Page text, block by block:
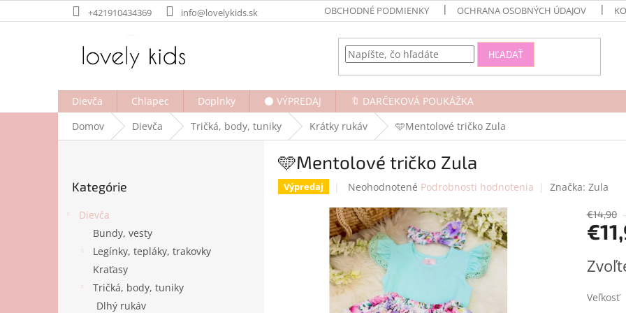
na
+421910434369 info@lovelykids.sk OBCHODNÉ PODMIENKY OCHRANA OSOBNÝCH ÚDAJOV
HĽADAŤ
Dievča Chlapec Doplnky ⚫ VÝPREDAJ
🔖 DARČEKOVÁ POUKÁŽKA
Domov
Dievča Tričká, body, tuniky Krátky rukáv 🩵Mentolové tričko Zula
kategórie
Kategórie
Dievča
Bundy, vesty
Legínky, tepláky, trakovky
Kraťasy
Tričká, body, tuniky
Dlhý rukáv
🩵Mentolové tričko Zula
Výpredaj
Priemerné
produktu
je
0,0
z
hviezdičiek.
Neohodnotené Podrobnosti hodnotenia Značka: Zula
€14,90
cena:
Veľkosť